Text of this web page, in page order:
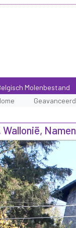
Molenbestand
Namen